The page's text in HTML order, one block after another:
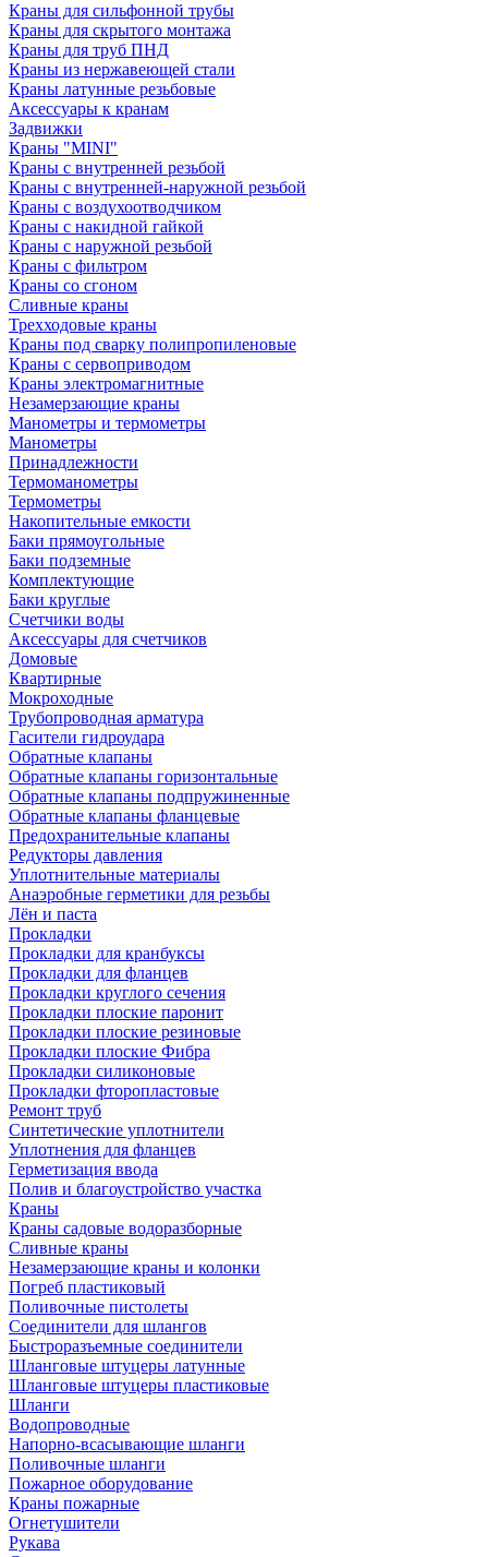
Краны для сильфонной трубы
Краны для скрытого монтажа
Краны для труб ПНД
Краны из нержавеющей стали
Краны латунные резьбовые
Аксессуары к кранам
Задвижки
Краны "MINI"
Краны с внутренней резьбой
Краны с внутренней-наружной резьбой
Краны с воздухоотводчиком
Краны с накидной гайкой
Краны с наружной резьбой
Краны с фильтром
Краны со сгоном
Сливные краны
Трехходовые краны
Краны под сварку полипропиленовые
Краны с сервоприводом
Краны электромагнитные
Незамерзающие краны
Манометры и термометры
Манометры
Принадлежности
Термоманометры
Термометры
Накопительные емкости
Баки прямоугольные
Баки подземные
Комплектующие
Баки круглые
Счетчики воды
Аксессуары для счетчиков
Домовые
Квартирные
Мокроходные
Трубопроводная арматура
Гасители гидроудара
Обратные клапаны
Обратные клапаны горизонтальные
Обратные клапаны подпружиненные
Обратные клапаны фланцевые
Предохранительные клапаны
Редукторы давления
Уплотнительные материалы
Анаэробные герметики для резьбы
Лён и паста
Прокладки
Прокладки для кранбуксы
Прокладки для фланцев
Прокладки круглого сечения
Прокладки плоские паронит
Прокладки плоские резиновые
Прокладки плоские Фибра
Прокладки силиконовые
Прокладки фторопластовые
Ремонт труб
Синтетические уплотнители
Уплотнения для фланцев
Герметизация ввода
Полив и благоустройство участка
Краны
Краны садовые водоразборные
Сливные краны
Незамерзающие краны и колонки
Погреб пластиковый
Поливочные пистолеты
Соединители для шлангов
Быстроразъемные соединители
Шланговые штуцеры латунные
Шланговые штуцеры пластиковые
Шланги
Водопроводные
Напорно-всасывающие шланги
Поливочные шланги
Пожарное оборудование
Краны пожарные
Огнетушители
Рукава